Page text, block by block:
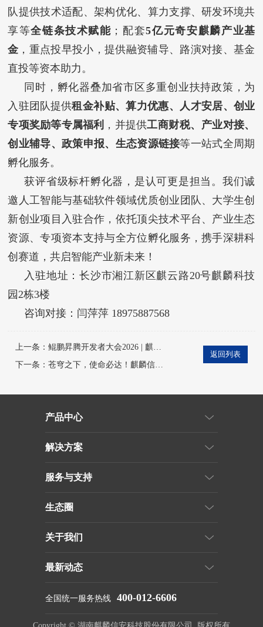
队提供技术适配、架构优化、算力支撑、研发环境共
享等全链条技术赋能 ；配套5亿元奇安麒麟产业基
金 ，重点投早投小，提供融资辅导、路演对接、基金
直投等资本助力。
同时，孵化器叠加省市区多重创业扶持政策，为
入驻团队提供租金补贴、算力优惠、人才安居、创业
专项奖励等专属福利 ，并提供工商财税、产业对接、
创业辅导、政策申报、生态资源链接等一站式全周期
孵化服务。
获评省级标杆孵化器，是认可更是担当。我们诚
邀人工智能与基础软件领域优质创业团队、大学生创
新创业项目入驻合作，依托顶尖技术平台、产业生态
资源、专项资本支持与全方位孵化服务，携手深耕科
创赛道，共启智能产业新未来！
入驻地址：长沙市湘江新区麒云路20号麒麟科技
园2栋3楼
咨询对接：闫萍萍 18975887568
上一条：鲲鹏昇腾开发者大会2026 | 麒麟信安基于openEuler构建
下一条：苍穹之下，使命必达！麒麟信安操作系统护航神舟二十三
返回列表
产品中心
解决方案
服务与支持
生态圈
关于我们
最新动态
全国统一服务热线 400-012-6606